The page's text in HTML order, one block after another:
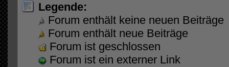
Legende:
Forum enthält keine neuen Beiträge
Forum enthält neue Beiträge
Forum ist geschlossen
Forum ist ein externer Link